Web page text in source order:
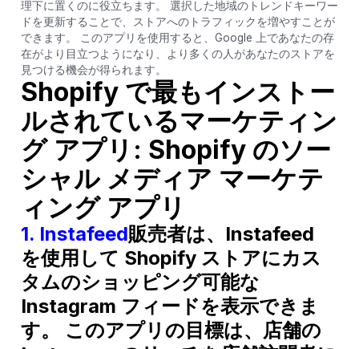
理下に置くのに役立ちます。 選択した地域のトレンドキーワー
ドを更新することで、ストアへのトラフィックを増やすことが
できます。 このアプリを使用すると、Google 上であなたの存
在がより目立つようになり、より多くの人があなたのストアを
見つける機会が得られます。
Shopify で最もインストー
ルされているマーケティン
グ アプリ: Shopify のソー
シャル メディア マーケテ
ィング アプリ
1. Instafeed販売者は、Instafeed
を使用して Shopify ストアにカス
タムのショッピング可能な
Instagram フィードを表示できま
す。 このアプリの目標は、店舗の